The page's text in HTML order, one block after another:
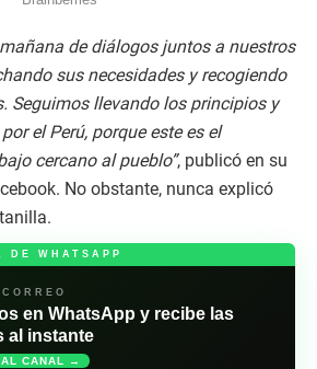
de diálogos juntos a nuestros
sus necesidades y recogiendo
Seguimos llevando los principios y
el Perú, porque este es el
cercano al pueblo”, publicó en su
No obstante, nunca explicó
WHATSAPP
en WhatsApp y recibe las
al instante
AL CANAL →